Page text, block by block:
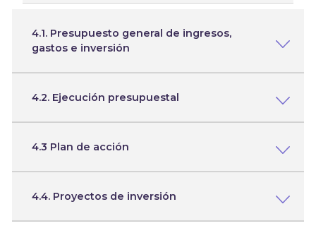
4.1. Presupuesto general de ingresos,
gastos e inversión
4.2. Ejecución presupuestal
4.3 Plan de acción
4.4. Proyectos de inversión